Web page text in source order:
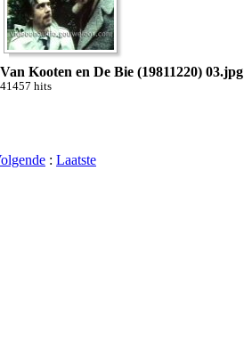
Van Kooten en De Bie (19811220) 03.jpg
41457 hits
: Laatste